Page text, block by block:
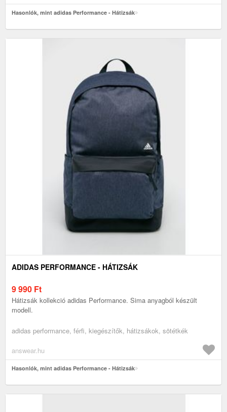
Hasonlók, mint adidas Performance - Hátizsák
ADIDAS PERFORMANCE - HÁTIZSÁK
9 990 Ft
Hátizsák kollekció adidas Performance. Sima anyagból készült
modell.
adidas performance, férfi, kiegészítők, hátizsákok, sötétkék
answear.hu
Hasonlók, mint adidas Performance - Hátizsák